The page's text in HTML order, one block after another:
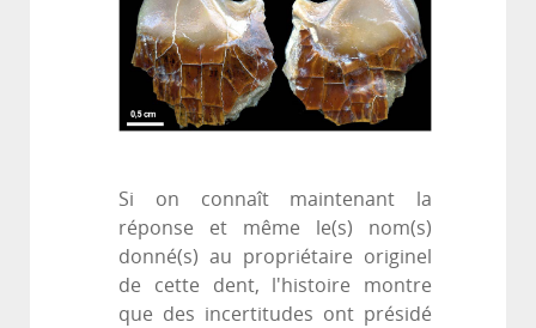
Si on connaît maintenant la
réponse et même le(s) nom(s)
donné(s) au propriétaire originel
de cette dent, l'histoire montre
que des incertitudes ont présidé